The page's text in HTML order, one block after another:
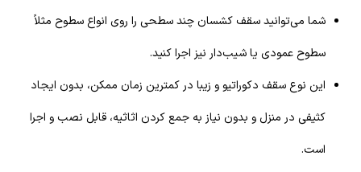
شما می‌توانید سقف کشسان چند سطحی را روی انواع سطوح مثلاً
سطوح عمودی یا شیب‌دار نیز اجرا کنید.
این نوع سقف دکوراتیو و زیبا در کمترین زمان ممکن، بدون ایجاد
کثیفی در منزل و بدون نیاز به جمع کردن اثاثیه، قابل نصب و اجرا
است.